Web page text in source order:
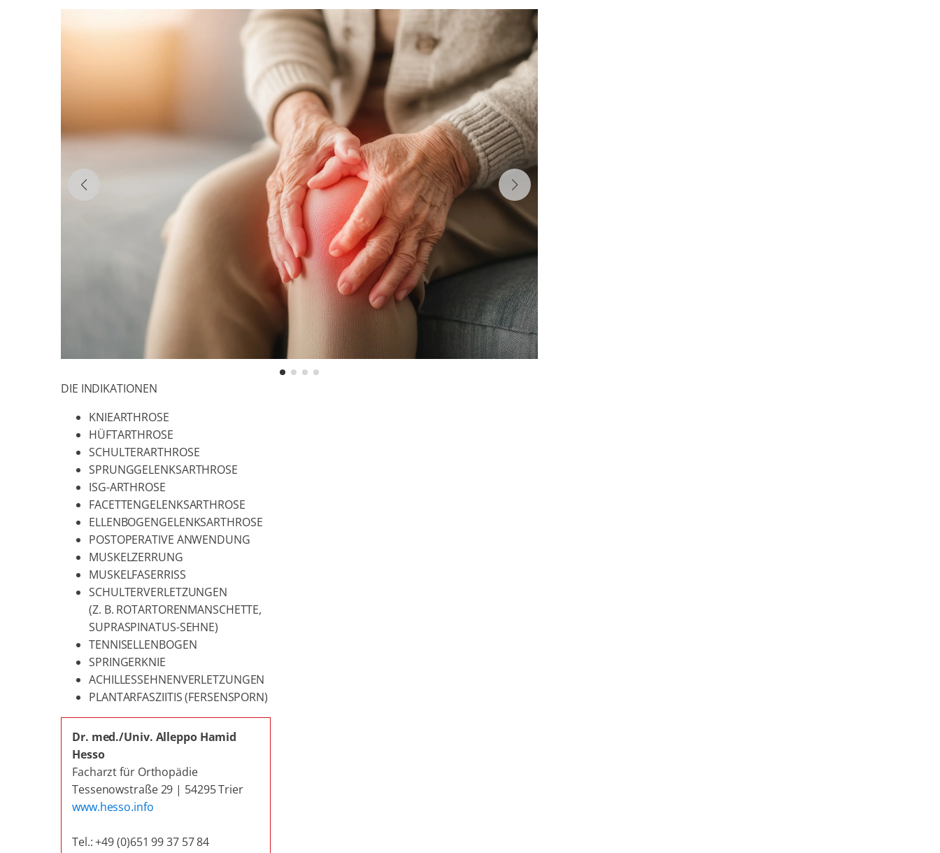
DIE INDIKATIONEN
KNIEARTHROSE
HÜFTARTHROSE
SCHULTERARTHROSE
SPRUNGGELENKSARTHROSE
ISG-ARTHROSE
FACETTENGELENKSARTHROSE
ELLENBOGENGELENKSARTHROSE
POSTOPERATIVE ANWENDUNG
MUSKELZERRUNG
MUSKELFASERRISS
SCHULTERVERLETZUNGEN
(Z. B. ROTARTORENMANSCHETTE,
SUPRASPINATUS-SEHNE)
TENNISELLENBOGEN
SPRINGERKNIE
ACHILLESSEHNENVERLETZUNGEN
PLANTARFASZIITIS (FERSENSPORN)
Dr. med./Univ. Alleppo Hamid
Hesso
Facharzt für Orthopädie
Tessenowstraße 29 | 54295 Trier
www.hesso.info
Tel.: +49 (0)651 99 37 57 84